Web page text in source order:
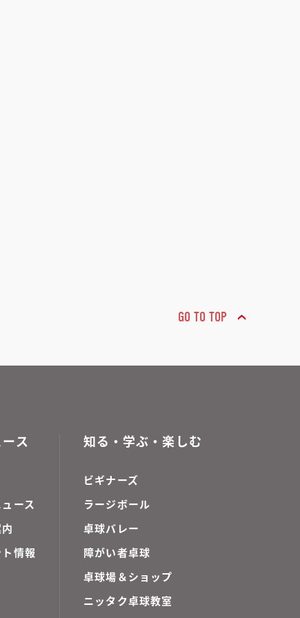
GO TO TOP
ス
ース
情報
知る・学ぶ・楽しむ
ビギナーズ
ラージボール
卓球バレー
障がい者卓球
卓球場＆ショップ
ニッタク卓球教室